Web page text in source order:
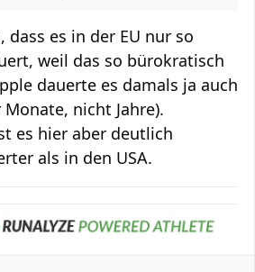
dass es in der EU nur so
weil das so bürokratisch
dauerte es damals ja auch
nicht Jahre).
es hier aber deutlich
als in den USA.